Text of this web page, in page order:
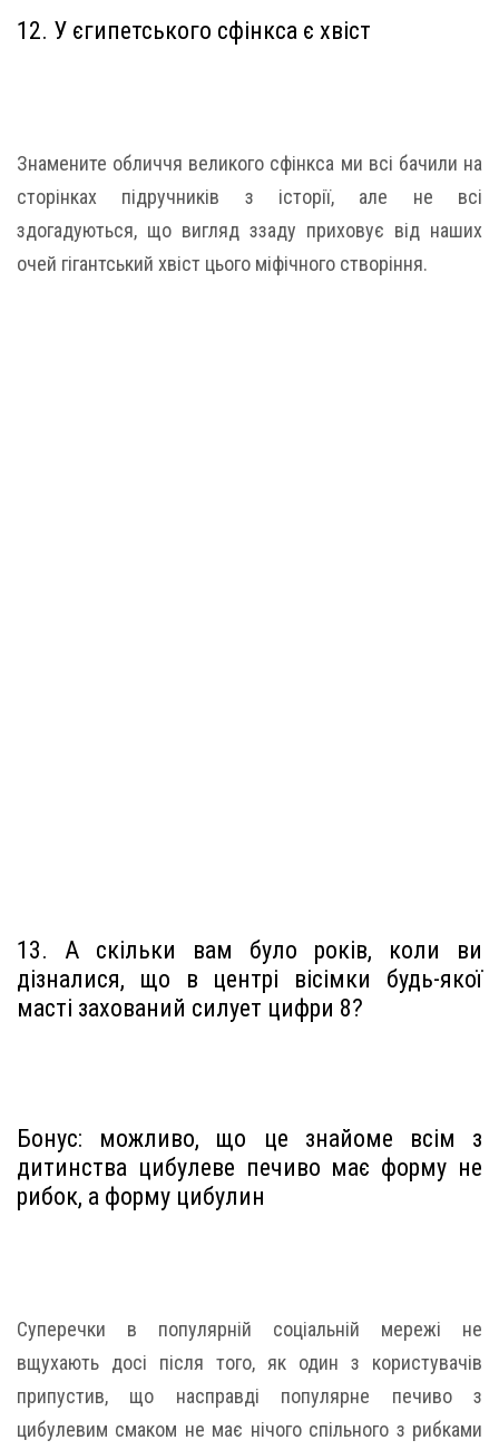
12. У єгипетського сфінкса є хвіст
Знамените обличчя великого сфінкса ми всі бачили на
сторінках підручників з історії, але не всі
здогадуються, що вигляд ззаду приховує від наших
очей гігантський хвіст цього міфічного створіння.
13. А скільки вам було років, коли ви
дізналися, що в центрі вісімки будь-якої
масті захований силует цифри 8?
Бонус: можливо, що це знайоме всім з
дитинства цибулеве печиво має форму не
рибок, а форму цибулин
Суперечки в популярній соціальній мережі не
вщухають досі після того, як один з користувачів
припустив, що насправді популярне печиво з
цибулевим смаком не має нічого спільного з рибками